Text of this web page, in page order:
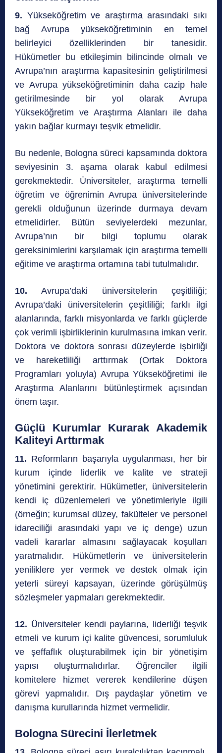
9. Yükseköğretim ve araştırma arasındaki sıkı
bağ Avrupa yükseköğretiminin en temel
belirleyici özelliklerinden bir tanesidir.
Hükümetler bu etkileşimin bilincinde olmalı ve
Avrupa’nın araştırma kapasitesinin geliştirilmesi
ve Avrupa yükseköğretiminin daha cazip hale
getirilmesinde bir yol olarak Avrupa
Yükseköğretim ve Araştırma Alanları ile daha
yakın bağlar kurmayı teşvik etmelidir.
Bu nedenle, Bologna süreci kapsamında doktora
seviyesinin 3. aşama olarak kabul edilmesi
gerekmektedir. Üniversiteler, araştırma temelli
öğretim ve öğrenimin Avrupa üniversitelerinde
gerekli olduğunun üzerinde durmaya devam
etmelidirler. Bütün seviyelerdeki mezunlar,
Avrupa’nın bir bilgi toplumu olarak
gereksinimlerini karşılamak için araştırma temelli
eğitime ve araştırma ortamına tabi tutulmalıdır.
10. Avrupa’daki üniversitelerin çeşitliliği;
Avrupa’daki üniversitelerin çeşitliliği; farklı ilgi
alanlarında, farklı misyonlarda ve farklı güçlerde
çok verimli işbirliklerinin kurulmasına imkan verir.
Doktora ve doktora sonrası düzeylerde işbirliği
ve hareketliliği arttırmak (Ortak Doktora
Programları yoluyla) Avrupa Yükseköğretimi ile
Araştırma Alanlarını bütünleştirmek açısından
önem taşır.
Güçlü Kurumlar Kurarak Akademik
Kaliteyi Arttırmak
11. Reformların başarıyla uygulanması, her bir
kurum içinde liderlik ve kalite ve strateji
yönetimini gerektirir. Hükümetler, üniversitelerin
kendi iç düzenlemeleri ve yönetimleriyle ilgili
(örneğin; kurumsal düzey, fakülteler ve personel
idareciliği arasındaki yapı ve iç denge) uzun
vadeli kararlar almasını sağlayacak koşulları
yaratmalıdır. Hükümetlerin ve üniversitelerin
yeniliklere yer vermek ve destek olmak için
yeterli süreyi kapsayan, üzerinde görüşülmüş
sözleşmeler yapmaları gerekmektedir.
12. Üniversiteler kendi paylarına, liderliği teşvik
etmeli ve kurum içi kalite güvencesi, sorumluluk
ve şeffaflık oluşturabilmek için bir yönetişim
yapısı oluşturmalıdırlar. Öğrenciler ilgili
komitelere hizmet vererek kendilerine düşen
görevi yapmalıdır. Dış paydaşlar yönetim ve
danışma kurullarında hizmet vermelidir.
Bologna Sürecini İlerletmek